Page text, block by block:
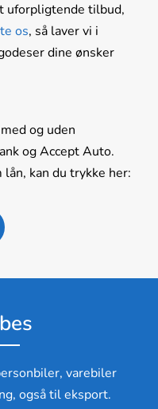
uforpligtende tilbud,
os, så laver vi i
dine ønsker
og uden
og Accept Auto.
kan du trykke her:
varebiler
også til eksport.